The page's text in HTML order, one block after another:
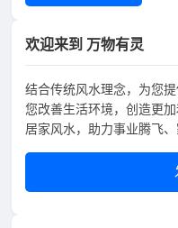
欢迎来到 万物有灵
结合传统风水理念，为您
您改善生活环境，创造更
居家风水，助力事业腾飞